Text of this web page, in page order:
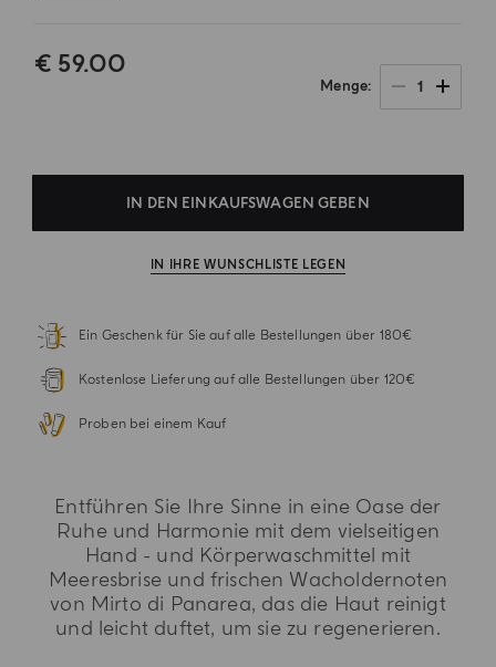
€ 59.00
Menge 1
IN DEN EINKAUFSWAGEN GEBEN
IN IHRE WUNSCHLISTE LEGEN
Ein Geschenk für Sie auf alle Bestellungen über 180€
Kostenlose Lieferung auf alle Bestellungen über 120€
Proben bei einem Kauf
Entführen Sie Ihre Sinne in eine Oase der
Ruhe und Harmonie mit dem vielseitigen
Hand - und Körperwaschmittel mit
Meeresbrise und frischen Wacholdernoten
von Mirto di Panarea, das die Haut reinigt
und leicht duftet, um sie zu regenerieren.